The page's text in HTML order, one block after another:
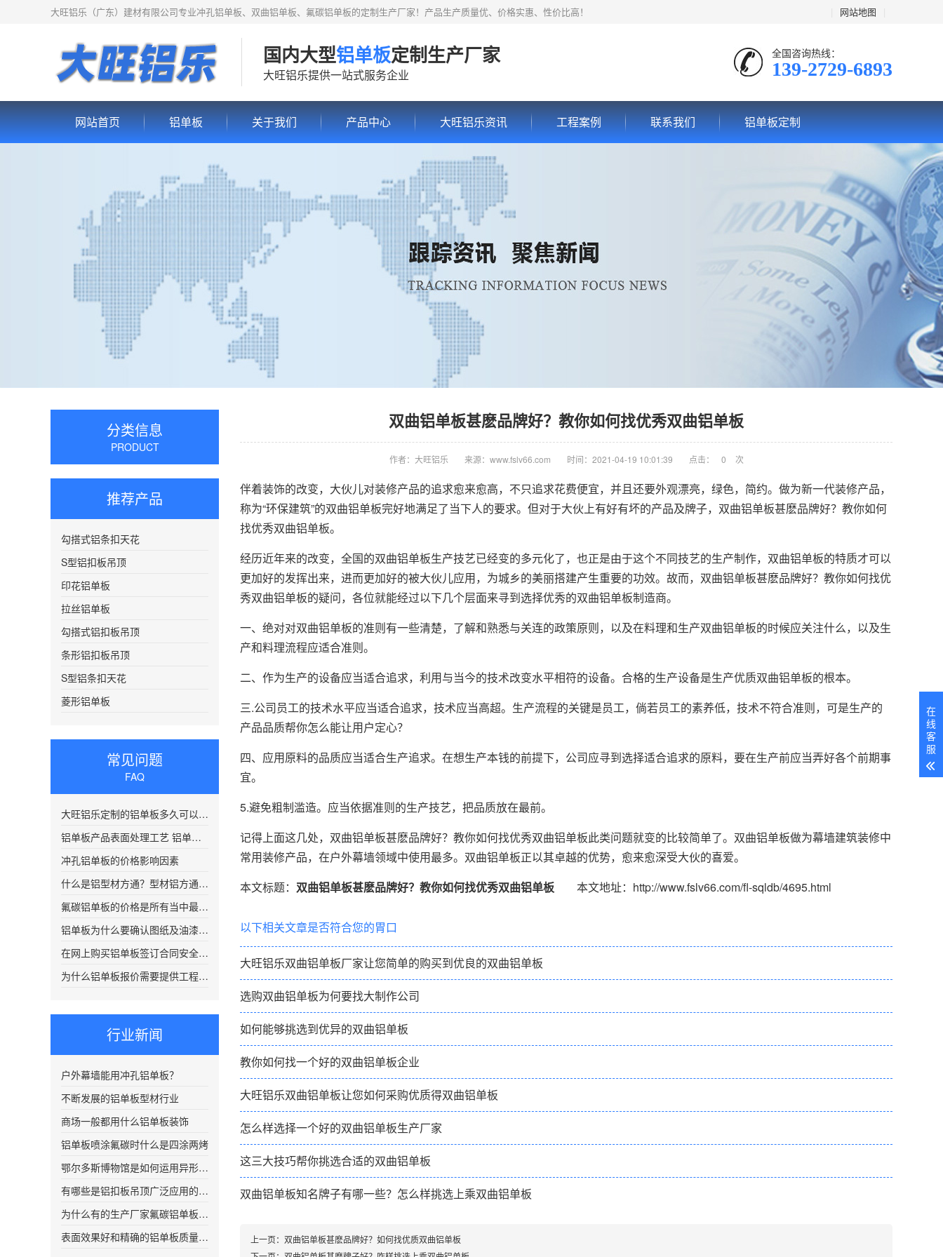
网站地图
大旺铝乐（广东）建材有限公司专业冲孔铝单板、双曲铝单板、氟碳铝单板的定制生产厂家！产品生产质量优、价格实惠、性价比高！
国内大型铝单板定制生产厂家
大旺铝乐提供一站式服务企业
全国咨询热线：
139-2729-6893
网站首页 铝单板 关于我们 产品中心 大旺铝乐资讯 工程案例 联系我们 铝单板定制
分类信息
PRODUCT
推荐产品
勾搭式铝条扣天花
S型铝扣板吊顶
印花铝单板
拉丝铝单板
勾搭式铝扣板吊顶
条形铝扣板吊顶
S型铝条扣天花
菱形铝单板
常见问题
FAQ
大旺铝乐定制的铝单板多久可以发货？
铝单板产品表面处理工艺 铝单板在喷涂前需要进行清洗处理
冲孔铝单板的价格影响因素
什么是铝型材方通？型材铝方通都有哪些优秀的特点？
氟碳铝单板的价格是所有当中最贵的吗
铝单板为什么要确认图纸及油漆颜色编号？
在网上购买铝单板签订合同安全吗？
为什么铝单板报价需要提供工程图纸？
行业新闻
户外幕墙能用冲孔铝单板？
不断发展的铝单板型材行业
商场一般都用什么铝单板装饰
铝单板喷涂氟碳时什么是四涂两烤
鄂尔多斯博物馆是如何运用异形双曲铝单板的
有哪些是铝扣板吊顶广泛应用的场合?
为什么有的生产厂家氟碳铝单板价格很低
表面效果好和精确的铝单板质量更好？
双曲铝单板甚麽品牌好？教你如何找优秀双曲铝单板
作者：大旺铝乐 来源：www.fslv66.com 时间：2021-04-19 10:01:39 点击： 0 次
伴着装饰的改变，大伙儿对装修产品的追求愈来愈高，不只追求花费便宜，并且还要外观漂亮，绿色，简约。做为新一代装修产品，
称为“环保建筑”的双曲铝单板完好地满足了当下人的要求。但对于大伙上有好有坏的产品及牌子，双曲铝单板甚麽品牌好？教你如何
找优秀双曲铝单板。
经历近年来的改变，全国的双曲铝单板生产技艺已经变的多元化了，也正是由于这个不同技艺的生产制作， 双曲铝单板的特质才可以
更加好的发挥出来，进而更加好的被大伙儿应用，为城乡的美丽搭建产生重要的功效。故而，双曲铝单板甚麽品牌好？教你如何找优
秀双曲铝单板的疑问，各位就能经过以下几个层面来寻到选择优秀的双曲铝单板制造商。
一、绝对对双曲铝单板的准则有一些清楚，了解和熟悉与关连的政策原则，以及在料理和生产双曲铝单板的时候应关注什么，以及生
产和料理流程应适合准则。
二、作为生产的设备应当适合追求，利用与当今的技术改变水平相符的设备。合格的生产设备是生产优质双曲铝单板的根本。
三.公司员工的技术水平应当适合追求，技术应当高超。生产流程的关键是员工，倘若员工的素养低，技术不符合准则，可是生产的
产品品质帮你怎么能让用户定心？
四、应用原料的品质应当适合生产追求。在想生产本钱的前提下，公司应寻到选择适合追求的原料，要在生产前应当弄好各个前期事
宜。
5.避免粗制滥造。应当依据准则的生产技艺，把品质放在最前。
记得上面这几处，双曲铝单板甚麽品牌好？教你如何找优秀双曲铝单板此类问题就变的比较简单了。双曲铝单板做为幕墙建筑装修中
常用装修产品，在户外幕墙领域中使用最多。双曲铝单板正以其卓越的优势，愈来愈深受大伙的喜爱。
本文标题： 双曲铝单板甚麽品牌好？教你如何找优秀双曲铝单板 本文地址：http://www.fslv66.com/fl-sqldb/4695.html
以下相关文章是否符合您的胃口
大旺铝乐双曲铝单板厂家让您简单的购买到优良的双曲铝单板
选购双曲铝单板为何要找大制作公司
如何能够挑选到优异的双曲铝单板
教你如何找一个好的双曲铝单板企业
大旺铝乐双曲铝单板让您如何采购优质得双曲铝单板
怎么样选择一个好的双曲铝单板生产厂家
这三大技巧帮你挑选合适的双曲铝单板
双曲铝单板知名牌子有哪一些？怎么样挑选上乘双曲铝单板
上一页： 双曲铝单板甚麽品牌好？如何找优质双曲铝单板
在
线
客
服